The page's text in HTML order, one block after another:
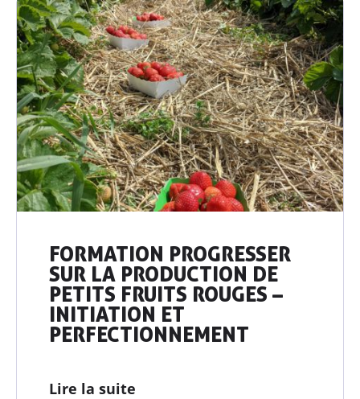
FORMATION PROGRESSER
SUR LA PRODUCTION DE
PETITS FRUITS ROUGES –
INITIATION ET
PERFECTIONNEMENT
Lire la suite